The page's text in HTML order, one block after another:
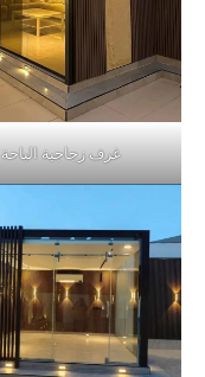
غرف زجاجية الباحة